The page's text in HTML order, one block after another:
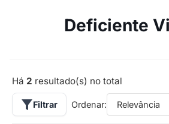
Deficiente
Há 2 resultado(s) no total
Filtrar Ordenar: